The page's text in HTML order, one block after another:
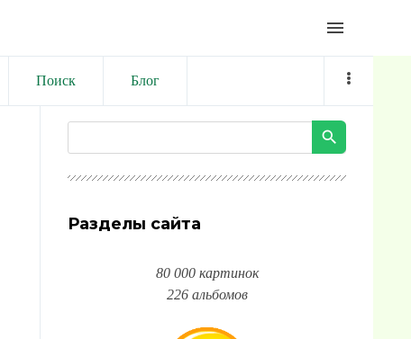
menu
Поиск Блог
Разделы сайта
80 000 картинок
226 альбомов